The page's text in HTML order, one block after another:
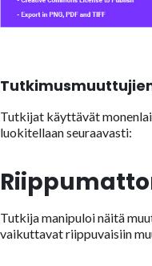
Tutkijat käyttävät
luokitellaan seuraavasti:
Tutkija manipuloi näitä
vaikuttavat riippuvaisiin